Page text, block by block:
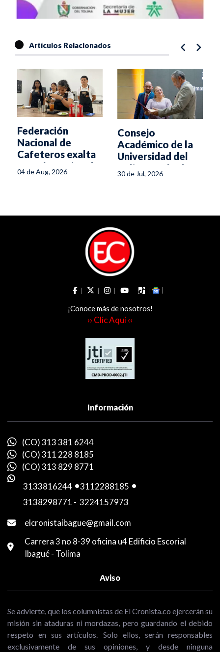
Artículos Relacionados
Federación
Nacional de
Cafeteros exalta
Escuela Regional
del Café
04 de Aug, 2026
Consejo
Académico de la
Universidad del
Tolima exalta la
gestión del rector
30 de Jul, 2026
¡Conoce más de nosotros!
›› Clic Aquí ‹‹
Información
(CO) 313 381 6244
(CO) 311 228 8185
(CO) 313 829 8771
3133816244 -3112288185 -
3138298771 - 3224157973
elcronistaibague@gmail.com
Carrera 3 no 8-39 oficina u4 Edificio Escorial
Ibagué - Tolima
Aviso
Se advierte, que los columnistas de El Cronista.co ejercerán su
misión sin ataduras ni mordazas, pero guardando el debido
respeto en sus artículos. Solo ellos, serán responsables
exclusivamente de sus opiniones, y desde ninguna